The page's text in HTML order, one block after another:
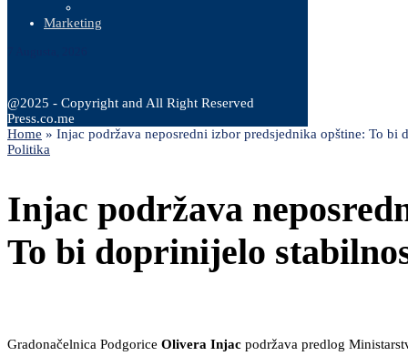
Marketing
@2025 - Copyright and All Right Reserved
Press.co.me
Home » Injac podržava neposredni izbor predsjednika opštine: To
Politika
Injac podržava
To bi doprinijelo
Gradonačelnica Podgorice Olivera Injac podržava predlog